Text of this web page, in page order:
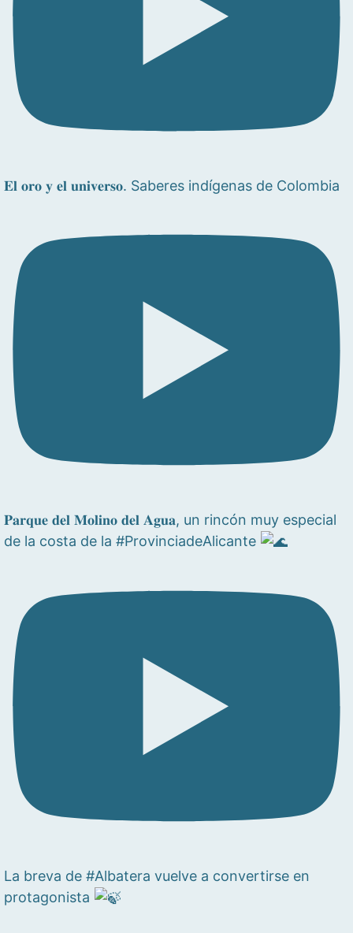
𝐄𝐥 𝐨𝐫𝐨 𝐲 𝐞𝐥 𝐮𝐧𝐢𝐯𝐞𝐫𝐬𝐨. Saberes indígenas de Colombia
𝐏𝐚𝐫𝐪𝐮𝐞 𝐝𝐞𝐥 𝐌𝐨𝐥𝐢𝐧𝐨 𝐝𝐞𝐥 𝐀𝐠𝐮𝐚, un rincón muy especial
de la costa de la #ProvinciadeAlicante
La breva de #Albatera vuelve a convertirse en
protagonista